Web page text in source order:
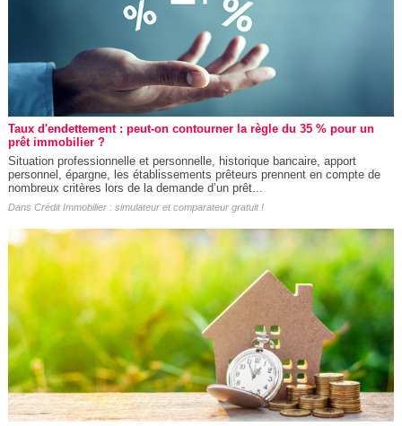
Taux d'endettement : peut-on contourner la règle du 35 % pour un
prêt immobilier ?
Situation professionnelle et personnelle, historique bancaire, apport
personnel, épargne, les établissements prêteurs prennent en compte de
nombreux critères lors de la demande d’un prêt...
Dans Crédit Immobilier : simulateur et comparateur gratuit !